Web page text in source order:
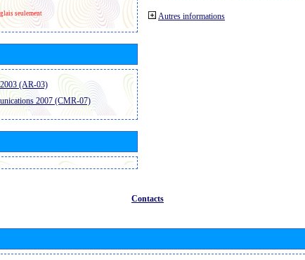
seulement
2003 (AR-03)
2007 (CMR-07)
Autres informations
Contacts